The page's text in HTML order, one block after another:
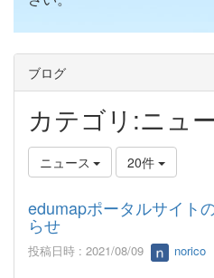
ブログ
カテゴリ:ニュ
ニュース 20件
edumapポータルサイト
らせ
投稿日時 : 2021/08/09 norico